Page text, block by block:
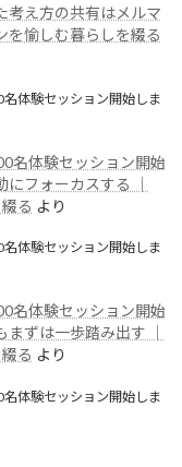
考え方の共有はメルマ
愉しむ暮らしを綴る
体験セッション開始しま
名体験セッション開始
にフォーカスする │
る より
体験セッション開始しま
名体験セッション開始
まずは一歩踏み出す │
る より
体験セッション開始しま